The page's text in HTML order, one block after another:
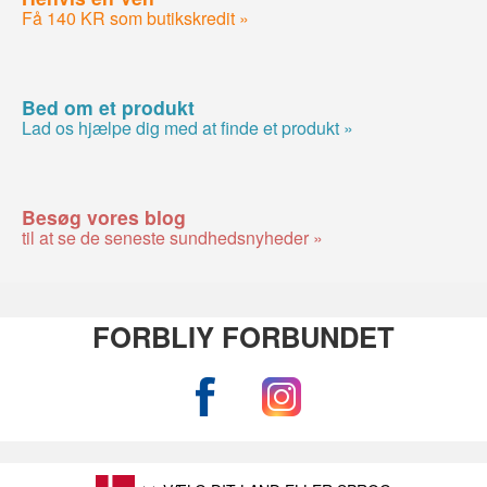
Få 140 KR som butikskredit »
Bed om et produkt
Lad os hjælpe dig med at finde et produkt »
Besøg vores blog
til at se de seneste sundhedsnyheder »
FORBLIY FORBUNDET